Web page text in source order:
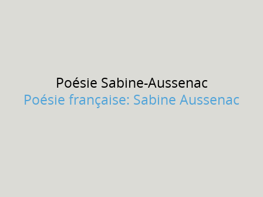
Poésie Sabine-Aussenac
Poésie française: Sabine Aussenac